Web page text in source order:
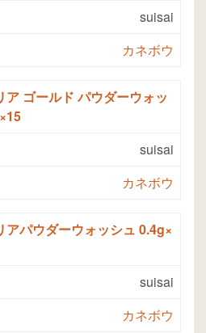
suisai
カネボウ
ゴールド パウダーウォッ
suisai
カネボウ
パウダーウォッシュ 0.4g×
suisai
カネボウ